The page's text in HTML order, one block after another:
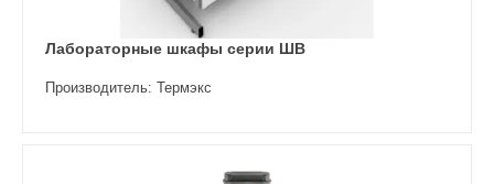
Лабораторные шкафы серии ШВ
Производитель: Термэкс